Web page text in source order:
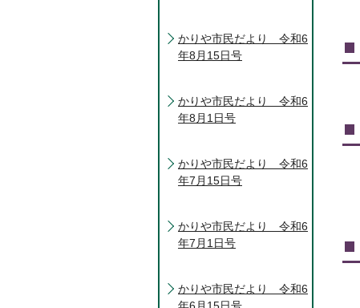
かりや市民だより 令和6
年8月15日号
かりや市民だより 令和6
年8月1日号
かりや市民だより 令和6
年7月15日号
かりや市民だより 令和6
年7月1日号
かりや市民だより 令和6